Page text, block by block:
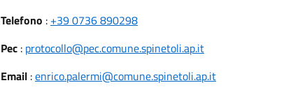
Telefono : +39 0736 890298
Pec: protocollo@pec.comune.spinetoli.ap.it
Email:enrico.palermi@comune.spinetoli.ap.it